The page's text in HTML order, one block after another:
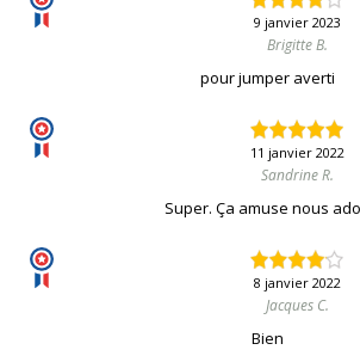
9 janvier 2023
Brigitte B.
pour jumper averti
11 janvier 2022
Sandrine R.
Super. Ça amuse nous
8 janvier 2022
Jacques C.
Bien